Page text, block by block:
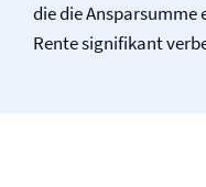
die die Ansparsumme
Rente signifikant